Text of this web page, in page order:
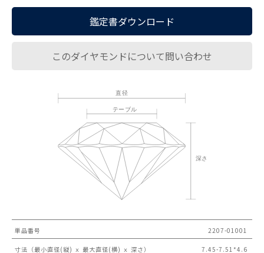
鑑定書ダウンロード
このダイヤモンドについて問い合わせ
単品番号 2207-01001
寸法（最小直径(縦) ｘ 最大直径(横) ｘ 深さ） 7.45-7.51*4.6